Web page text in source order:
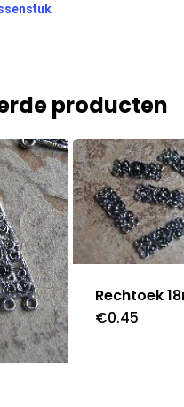
producten
Rechtoek
€0.45